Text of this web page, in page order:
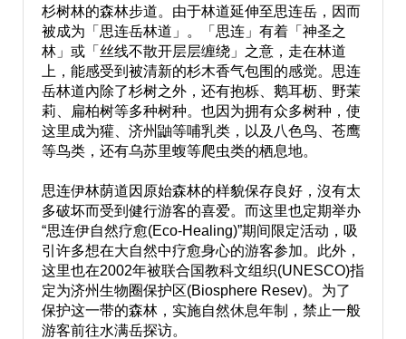
杉树林的森林步道。由于林道延伸至思连岳，因而
被成为「思连岳林道」。「思连」有着「神圣之
林」或「丝线不散开层层缠绕」之意，走在林道
上，能感受到被清新的杉木香气包围的感觉。思连
岳林道內除了杉树之外，还有抱栎、鹅耳枥、野茉
莉、扁柏树等多种树种。也因为拥有众多树种，使
这里成为獾、济州鼬等哺乳类，以及八色鸟、苍鹰
等鸟类，还有乌苏里蝮等爬虫类的栖息地。
思连伊林荫道因原始森林的样貌保存良好，沒有太
多破坏而受到健行游客的喜爱。而这里也定期举办
“思连伊自然疗愈(Eco-Healing)”期间限定活动，吸
引许多想在大自然中疗愈身心的游客参加。此外，
这里也在2002年被联合国教科文组织(UNESCO)指
定为济州生物圈保护区(Biosphere Resev)。为了
保护这一带的森林，实施自然休息年制，禁止一般
游客前往水满岳探访。